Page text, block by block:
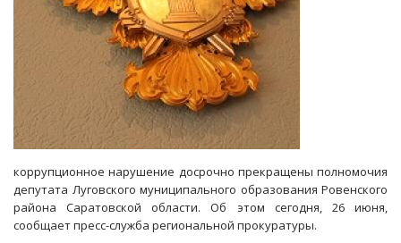
коррупционное нарушение досрочно прекращены полномочия
депутата Луговского муниципального образования Ровенского
района Саратовской области. Об этом сегодня, 26 июня,
сообщает пресс-служба региональной прокуратуры.